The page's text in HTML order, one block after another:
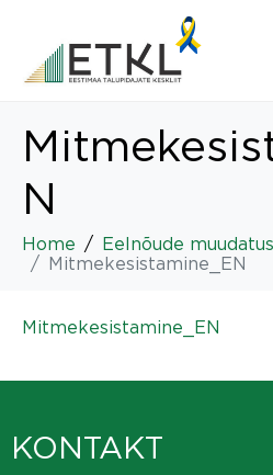
N
Home
Eelnõude
Mitmekesistamine_EN
Mitmekesistamine_EN
KONTAKT